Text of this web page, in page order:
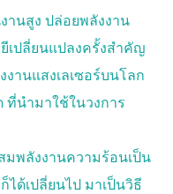
ว
น้า
านสูง ปล่อยพลังงาน
ยีเปลี่ยนแปลงครั้งสำคัญ
านแสงเลเซอร์บนโลก
ที่นำมาใช้ในวงการ
มพลังงานความร้อนเป็น
ด้เปลี่ยนไป มาเป็นวิธี